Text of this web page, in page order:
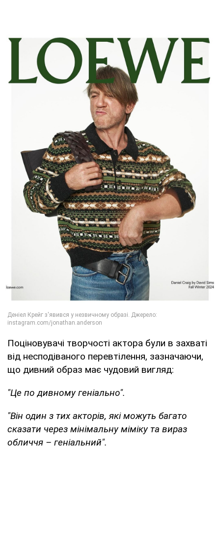
Поціновувачі творчості актора були в захваті
від несподіваного перевтілення, зазначаючи,
що дивний образ має чудовий вигляд:
"Це по дивному геніально".
"Він один з тих акторів, які можуть багато
сказати через мінімальну міміку та вираз
обличчя – геніальний".